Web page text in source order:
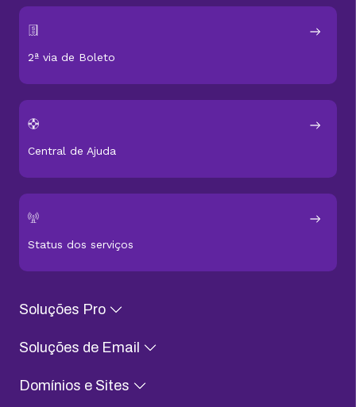
2ª via de Boleto
Central de Ajuda
Status dos serviços
Soluções Pro
Soluções de Email
Domínios e Sites